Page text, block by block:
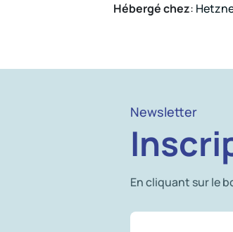
Hébergé chez:
Newsletter
En cliquant sur le